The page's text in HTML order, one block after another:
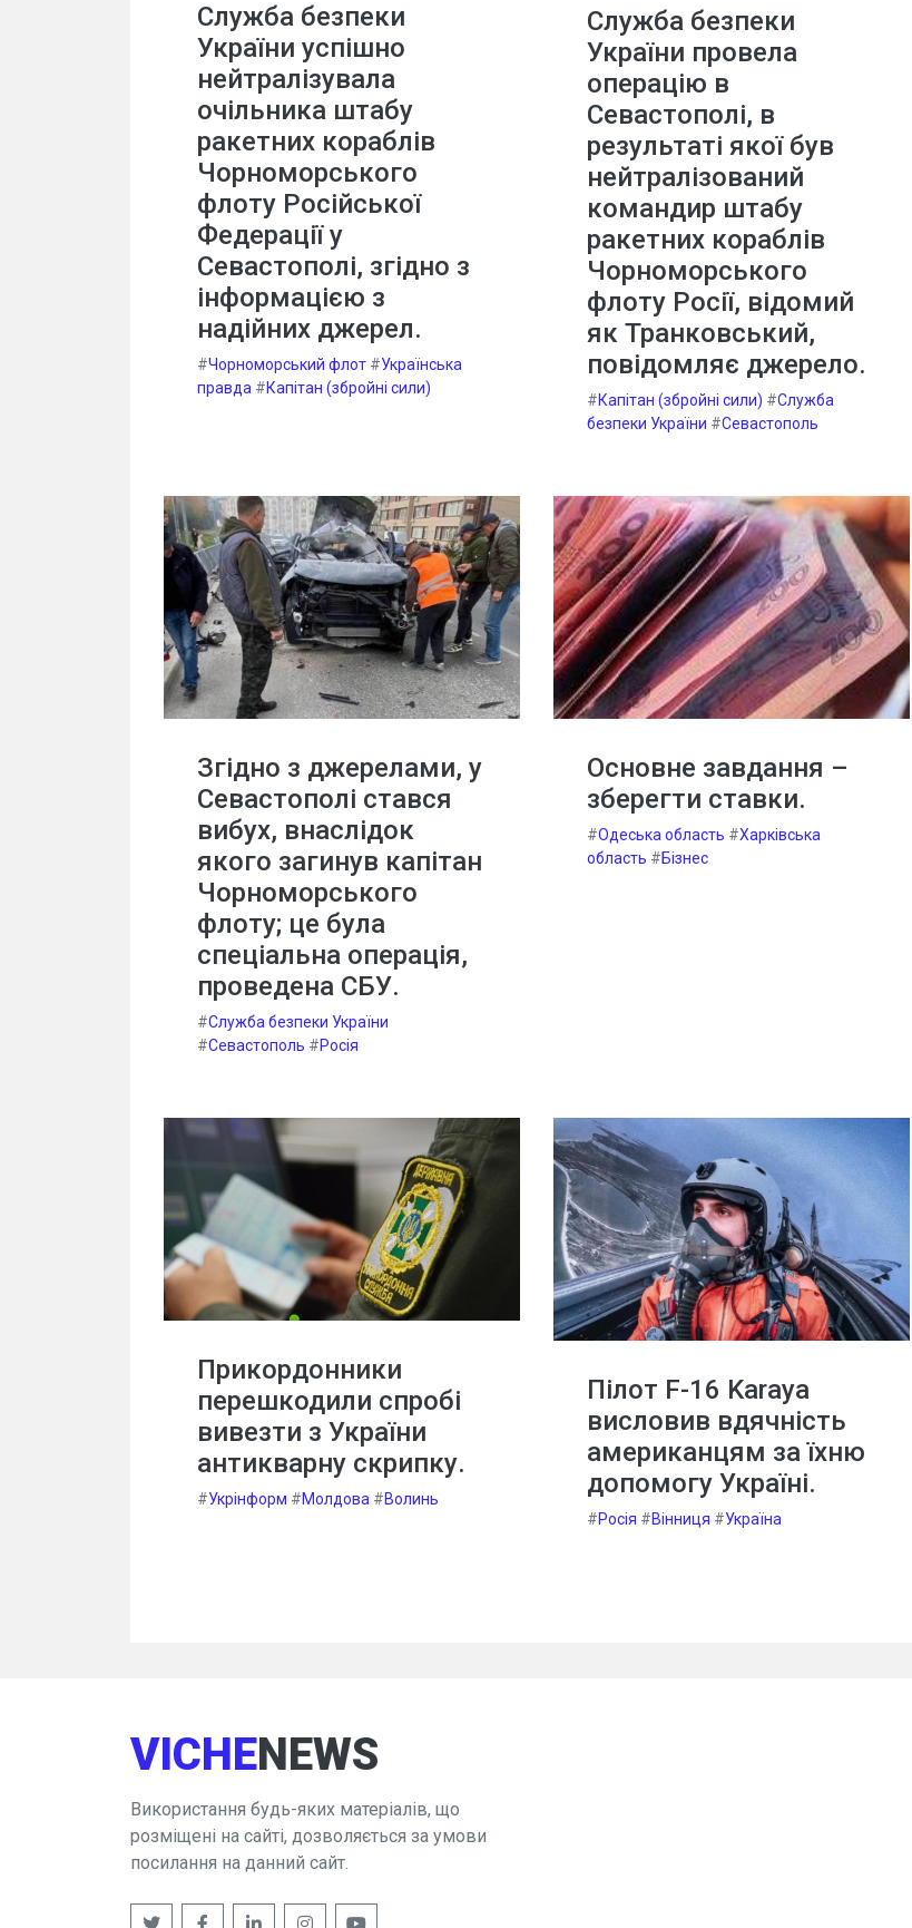
Служба безпеки
України успішно
нейтралізувала
очільника штабу
ракетних кораблів
Чорноморського
флоту Російської
Федерації у
Севастополі, згідно з
інформацією з
надійних джерел.
#Чорноморський флот #Українська
правда #Капітан (збройні сили)
Служба безпеки
України провела
операцію в
Севастополі, в
результаті якої був
нейтралізований
командир штабу
ракетних кораблів
Чорноморського
флоту Росії, відомий
як Транковський,
повідомляє джерело.
#Капітан (збройні сили) #Служба
безпеки України #Севастополь
Згідно з джерелами, у
Севастополі стався
вибух, внаслідок
якого загинув капітан
Чорноморського
флоту; це була
спеціальна операція,
проведена СБУ.
#Служба безпеки України
#Севастополь #Росія
Основне завдання –
зберегти ставки.
#Одеська область #Харківська
область #Бізнес
Прикордонники
перешкодили спробі
вивезти з України
антикварну скрипку.
#Укрінформ #Молдова #Волинь
Пілот F-16 Karaya
висловив вдячність
американцям за їхню
допомогу Україні.
#Росія #Вінниця #Україна
VICHENEWS
Використання будь-яких матеріалів, що
розміщені на сайті, дозволяється за умови
посилання на данний сайт.